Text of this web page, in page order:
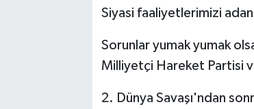
Siyasi faaliyetlerimizi
Sorunlar yumak yumak
Milliyetçi Hareket Partisi
2. Dünya Savaşı'ndan